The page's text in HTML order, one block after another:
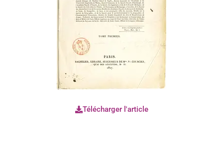
Télécharger l'article